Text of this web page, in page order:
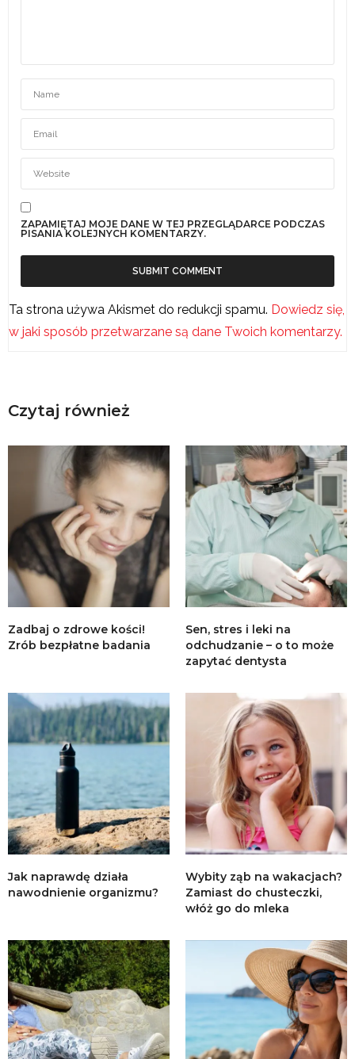
ZAPAMIĘTAJ MOJE DANE W TEJ PRZEGLĄDARCE PODCZAS
PISANIA KOLEJNYCH KOMENTARZY.
Ta strona używa Akismet do redukcji spamu. Dowiedz się,
w jaki sposób przetwarzane są dane Twoich komentarzy.
Czytaj również
Zadbaj o zdrowe kości!
Zrób bezpłatne badania
Sen, stres i leki na
odchudzanie – o to może
zapytać dentysta
Jak naprawdę działa
nawodnienie organizmu?
Wybity ząb na wakacjach?
Zamiast do chusteczki,
włóż go do mleka